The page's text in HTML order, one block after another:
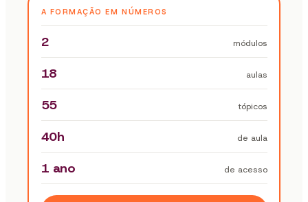
A FORMAÇÃO EM NÚMEROS
2 módulos
18 aulas
55 tópicos
40h de aula
1 ano de acesso